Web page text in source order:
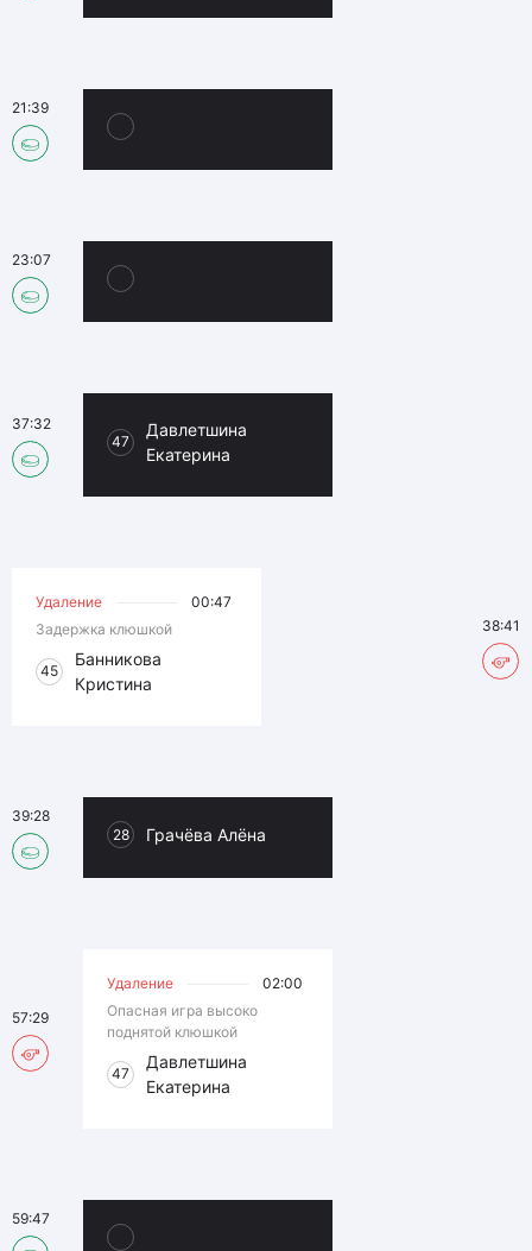
21:39
23:07
47
Давлетшина
Екатерина
37:32
Удаление
00:47
Задержка клюшкой
45
Банникова
Кристина
38:41
28 Грачёва Алёна
39:28
Удаление
02:00
Опасная игра высоко
поднятой клюшкой
47
Давлетшина
Екатерина
57:29
59:47